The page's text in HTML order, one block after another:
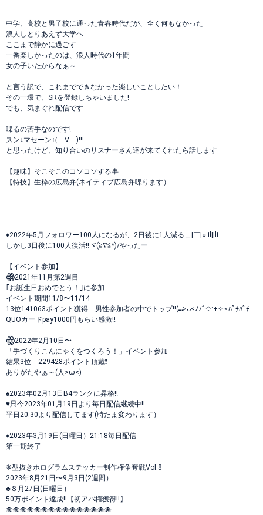
中学、高校と男子校に通った青春時代だが、全く何もなかった
浪人しとりあえず大学ヘ
ここまで静かに過ごす
一番楽しかったのは、浪人時代の1年間
女の子いたからなぁ～
と言う訳で、これまでできなかった楽しいことしたい！
その一環で、SRを登録しちゃいました!
でも、気まぐれ配信です
喋るの苦手なのです!
スン↓マセーン↑(゚∀゚)!!!
と思ったけど、知り合いのリスナーさん達が来てくれたら話します
【趣味】そこそこのコソコソする事
【特技】生粋の広島弁(ネイティブ広島弁喋ります）
♦2022年5月フォロワー100人になるが、2日後に1人減る＿|￣|○ il||li
しかし3日後に100人復活‼️ヾ(≧∇≦*)/やったー
【イベント参加】
ꙮ2021年11月第2週目
｢お誕生日おめでとう！｣に参加
イベント期間11/8〜11/14
13位141063ポイント獲得 男性参加者の中でトップ‼(⑉>ᴗ<ﾉﾉﾞ✩:+✧︎⋆ﾊﾟﾁﾊﾟﾁ
QUOカードpay1000円もらい感激‼️
ꙮ2022年2月10日〜
「手づくりこんにゃくをつくろう！」イベント参加
結果3位 229428ポイント頂戴❗
ありがたやぁ～(人>ω<)
♠2023年02月13日B4ランクに昇格‼️
♥只今2023年01月19日より毎日配信継続中‼️
平日20:30より配信してます(時たま変わります）
♦2023年3月19日(日曜日）21:18毎日配信
第一期終了
❋型抜きホログラムステッカー制作権争奪戦Vol.8
2023年8月21日〜9月3日(2週間）
♣８月27日(日曜日）
50万ポイント達成‼️【初アバ権獲得‼️】
🐙🐙🐙🐙🐙🐙🐙🐙🐙🐙🐙🐙🐙🐙🐙